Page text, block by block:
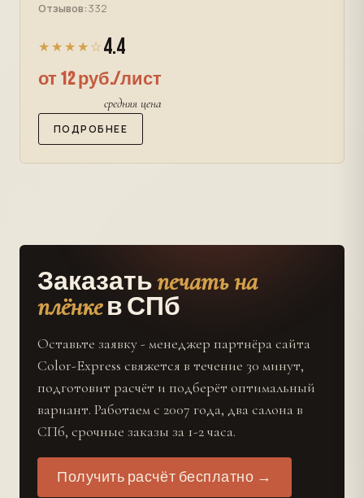
Отзывов:332
★★★★☆ 4.4
от 12 руб./лист
средняя цена
ПОДРОБНЕЕ
Заказатьпечать на
плёнкев СПб
Оставьте заявку - менеджер партнёра сайта
Color-Express свяжется в течение 30 минут,
подготовит расчёт и подберёт оптимальный
вариант. Работаем с 2007 года, два салона в
СПб, срочные заказы за 1-2 часа.
Получить расчёт бесплатно →